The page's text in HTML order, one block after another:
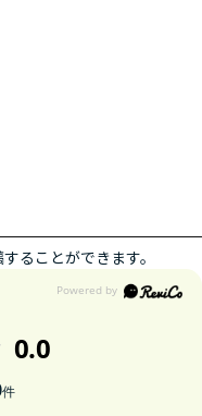
ることができます。
0.0
件